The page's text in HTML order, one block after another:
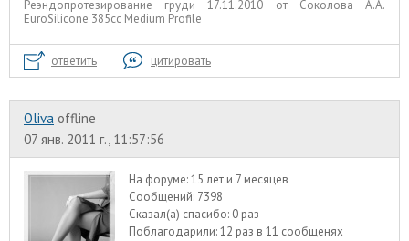
Реэндопротезирование груди 17.11.2010 от Соколова А.А.
EuroSilicone 385сс Medium Profile
ответить цитировать
Oliva offline
07 янв. 2011 г., 11:57:56
На форуме:15 лет и 7 месяцев
Сообщений: 7398
Сказал(а) спасибо: 0 раз
Поблагодарили:12 раз в 11 сообщенях